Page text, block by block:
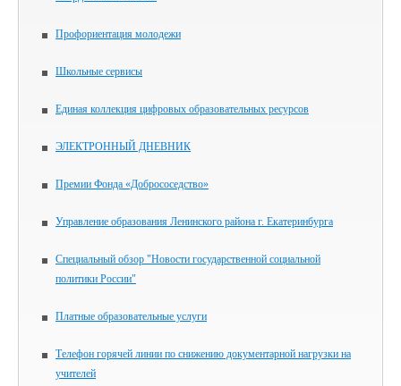
Профориентация молодежи
Школьные сервисы
Единая коллекция цифровых образовательных ресурсов
ЭЛЕКТРОННЫЙ ДНЕВНИК
Премии Фонда «Добрососедство»
Управление образования Ленинского района г. Екатеринбурга
Специальный обзор "Новости государственной социальной
политики России"
Платные образовательные услуги
Телефон горячей линии по снижению документарной нагрузки на
учителей